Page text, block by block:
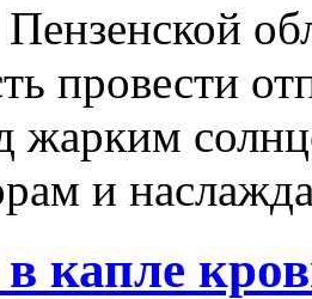
провести
жарким
и
в капле